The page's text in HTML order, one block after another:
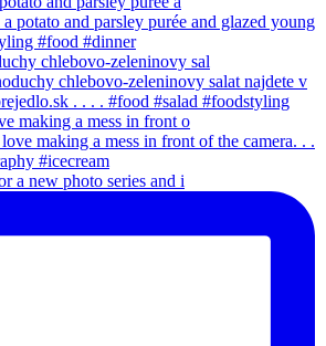
chlebovo-zeleninovy sal
making a mess in front o
a new photo series and i